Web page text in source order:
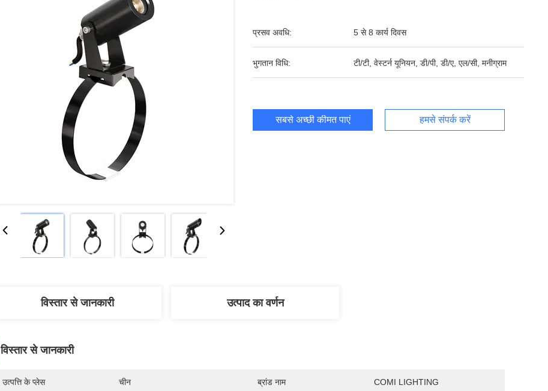
प्रसव अवधि: 5 से 8 कार्य दिवस
भुगतान विधि: टी/टी, वेस्टर्न यूनियन, डी/पी, डी/ए, एल/सी, मनीग्राम
सबसे अच्छी कीमत पाएं हमसे संपर्क करें
विस्तार से जानकारी उत्पाद का वर्णन
विस्तार से जानकारी
उत्पत्ति के प्लेस चीन ब्रांड नाम COMI LIGHTING